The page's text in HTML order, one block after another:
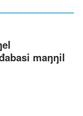
maŋŋil